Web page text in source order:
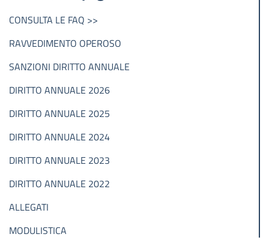
Registro Imprese - REA- Comunicazione
Assistenza pratiche Registro Imprese
Domicilio digitale / PEC - Posta elettronica
Albi, ruoli e licenze
Attività con requisiti
Servizi di orientamento Excelsior
CONSULTA LE FAQ >>
RAVVEDIMENTO OPEROSO
SANZIONI DIRITTO ANNUALE
DIRITTO ANNUALE 2026
DIRITTO ANNUALE 2025
DIRITTO ANNUALE 2024
DIRITTO ANNUALE 2023
DIRITTO ANNUALE 2022
ALLEGATI
MODULISTICA